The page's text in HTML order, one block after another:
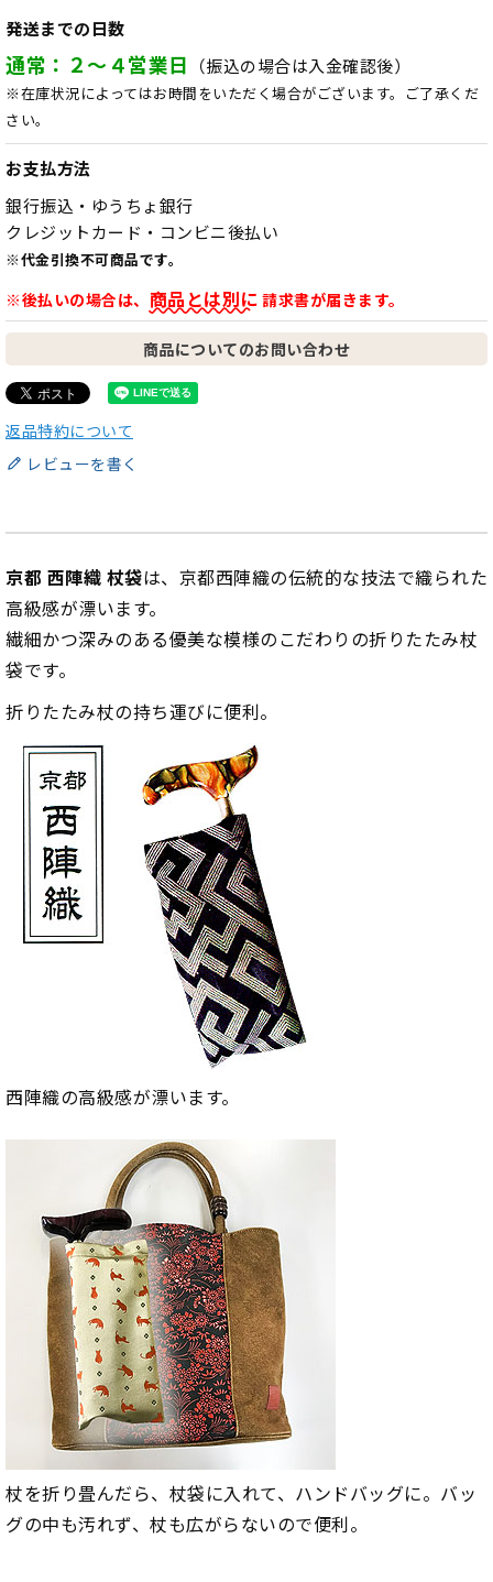
発送までの日数
通常：２～４営業日 （振込の場合は入金確認後）
※在庫状況によってはお時間をいただく場合がございます。ご了承くだ
さい。
お支払方法
銀行振込・ゆうちょ銀行
クレジットカード・コンビニ後払い
※代金引換不可商品です。
※後払いの場合は、 商品とは別に 請求書が届きます。
商品についてのお問い合わせ
返品特約について
レビューを書く
京都 西陣織 杖袋は、京都西陣織の伝統的な技法で織られた
高級感が漂います。
繊細かつ深みのある優美な模様のこだわりの折りたたみ杖
袋です。
折りたたみ杖の持ち運びに便利。
西陣織の高級感が漂います。
杖を折り畳んだら、杖袋に入れて、ハンドバッグに。バッ
グの中も汚れず、杖も広がらないので便利。